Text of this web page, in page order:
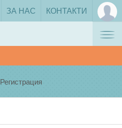
ЗА НАС КОНТАКТИ
Регистрация